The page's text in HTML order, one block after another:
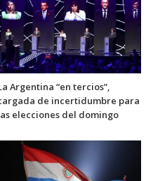
Argentina “en tercios”,
de incertidumbre para
elecciones del domingo